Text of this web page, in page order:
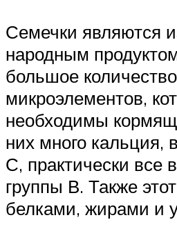
Семечки являются
народным
большое
микроэлементов,
необходимы
них много кальция,
С, практически все
группы В. Также
белками, жирами и